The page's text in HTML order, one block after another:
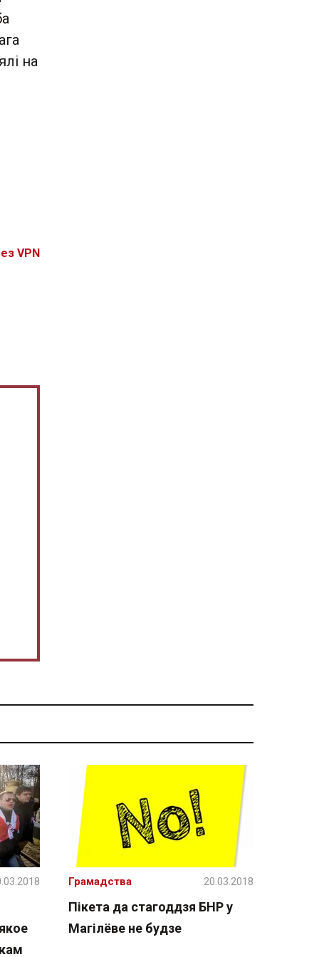
на
VPN
Пікета да стагоддзя БНР у
Магілёве не будзе
Грамадства 20.03.2018